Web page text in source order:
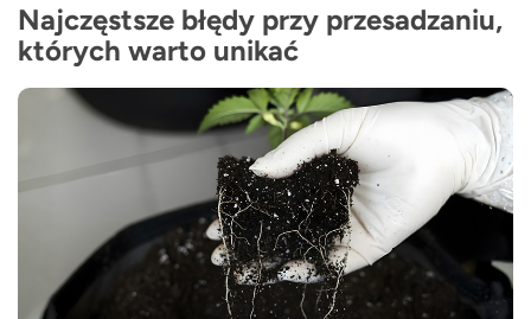
Najczęstsze błędy przy przesadzaniu,
których warto unikać